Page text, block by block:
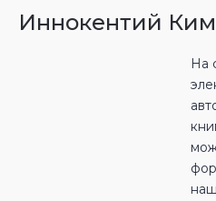
Иннокентий Ким
На